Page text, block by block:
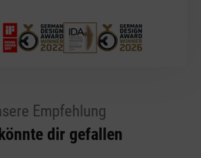
Empfehlung
dir gefallen